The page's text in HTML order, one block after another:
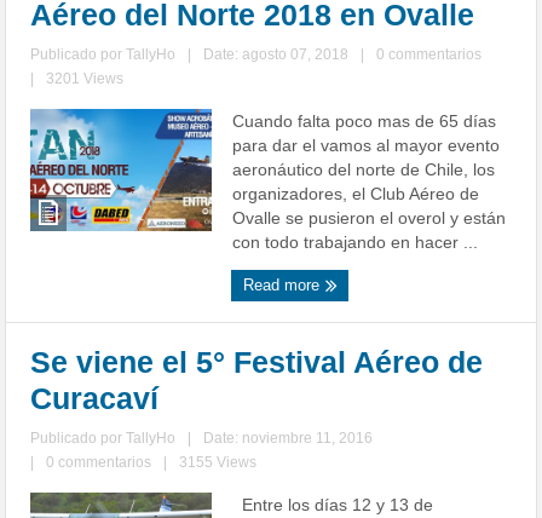
Aéreo del Norte 2018 en Ovalle
Publicado porTallyHo Date: agosto 07, 2018
0 commentarios
3201 Views
Cuando falta poco mas de 65 días
para dar el vamos al mayor evento
aeronáutico del norte de Chile, los
organizadores, el Club Aéreo de
Ovalle se pusieron el overol y están
con todo trabajando en hacer ...
Read more
Se viene el 5° Festival Aéreo de
Curacaví
Publicado porTallyHo
Date: noviembre 11, 2016
0 commentarios 3155 Views
Entre los días 12 y 13 de